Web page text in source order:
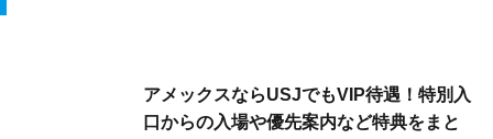
アメックスならUSJでもVIP待遇！特別入
口からの入場や優先案内など特典をまと